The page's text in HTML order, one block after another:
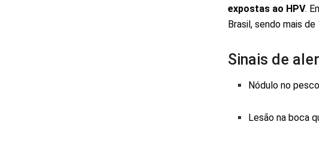
expostas ao HPV.
Brasil, sendo mais
Sinais de
Nódulo no
Lesão na boca